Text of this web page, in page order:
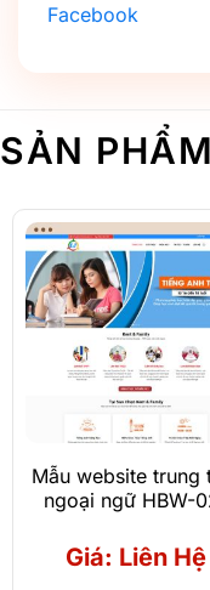
Facebook
SẢN
Mẫu website trung
ngoại ngữ HBW-
Giá: Liên Hệ